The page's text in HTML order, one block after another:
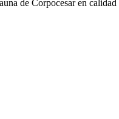
de Corpocesar en calidad